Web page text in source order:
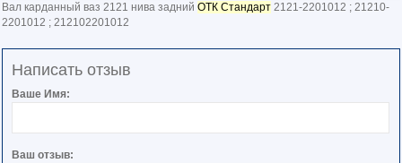
Вал карданный ваз 2121 нива заднийОТК Стандарт 2121-2201012 ; 21210-
2201012 ; 212102201012
Написать отзыв
Ваше Имя:
Ваш отзыв: